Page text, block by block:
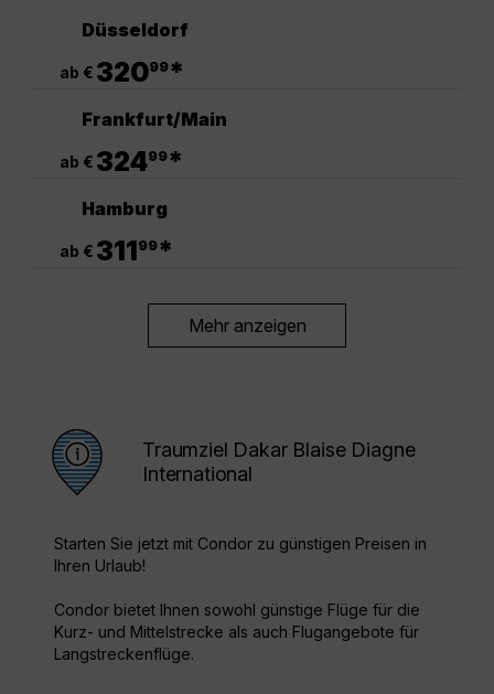
Düsseldorf
ab € 32099*
Frankfurt/Main
ab € 32499*
Hamburg
ab € 31199*
Mehr anzeigen
Traumziel Dakar Blaise Diagne
International
Starten Sie jetzt mit Condor zu günstigen Preisen in
Ihren Urlaub!
Condor bietet Ihnen sowohl günstige Flüge für die
Kurz- und Mittelstrecke als auch Flugangebote für
Langstreckenflüge.